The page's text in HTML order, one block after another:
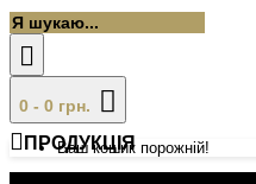
0 - 0 грн.
Ваш кошик порожній!
ПРОДУКЦІЯ